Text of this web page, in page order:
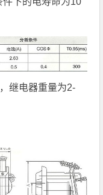
继电器重量为2-